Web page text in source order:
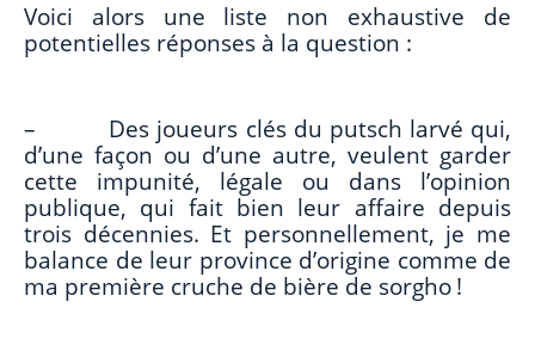
Voici alors une liste non exhaustive de
potentielles réponses à la question :
– Des joueurs clés du putsch larvé qui,
d’une façon ou d’une autre, veulent garder
cette impunité, légale ou dans l’opinion
publique, qui fait bien leur affaire depuis
trois décennies. Et personnellement, je me
balance de leur province d’origine comme de
ma première cruche de bière de sorgho !